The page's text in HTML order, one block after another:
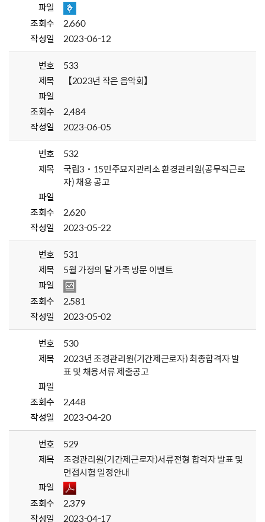
파일
조회수
2,660
작성일
2023-06-12
번호
533
제목
【2023년 작은 음악회】
파일
조회수
2,484
작성일
2023-06-05
번호
532
제목
국립3˙15민주묘지관리소 환경관리원(공무직근로
자) 채용 공고
파일
조회수
2,620
작성일
2023-05-22
번호
531
제목
5월 가정의 달 가족 방문 이벤트
파일
조회수
2,581
작성일
2023-05-02
번호
530
제목
2023년 조경관리원(기간제근로자) 최종합격자 발
표 및 채용서류 제출공고
파일
조회수
2,448
작성일
2023-04-20
번호
529
제목
조경관리원(기간제근로자)서류전형 합격자 발표 및
면접시험 일정안내
파일
조회수
2,379
작성일
2023-04-17